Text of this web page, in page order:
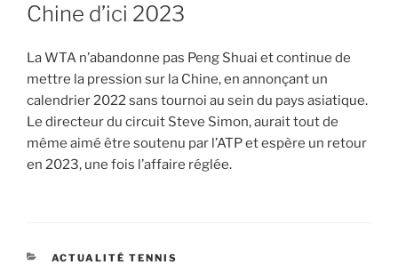
Chine d’ici 2023
La WTA n’abandonne pas Peng Shuai et continue de
mettre la pression sur la Chine, en annonçant un
calendrier 2022 sans tournoi au sein du pays asiatique.
Le directeur du circuit Steve Simon, aurait tout de
même aimé être soutenu par l’ATP et espère un retour
en 2023, une fois l’affaire réglée.
CATEGORIES
ACTUALITÉ TENNIS